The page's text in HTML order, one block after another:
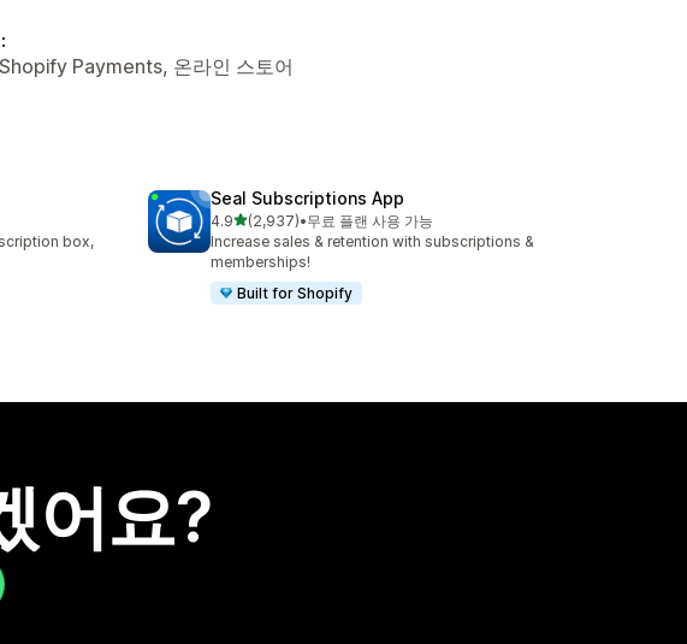
Payments, 온라인 스토어
box,
Seal Subscriptions App
4.9별 5개 중
(2,937)
총 리뷰 2937개
•무료 플랜 사용 가능
Increase sales & retention with subscriptions &
memberships!
Built for Shopify
어요?